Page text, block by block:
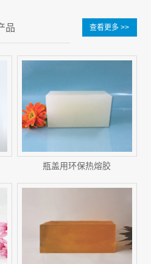
品 查看更多 >>
瓶盖用环保热熔胶